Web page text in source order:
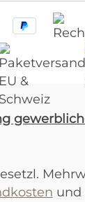
und